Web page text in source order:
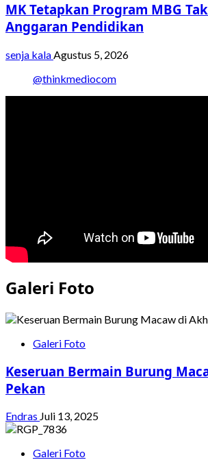
MK Tetapkan Program MBG
Anggaran Pendidikan
senja kalaAgustus 5, 2026
@thinkmediocom
Galeri Foto
Galeri Foto
Keseruan Bermain Burung
Pekan
Endras Juli 13, 2025
Galeri Foto